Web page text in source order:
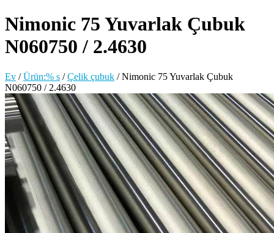
Nimonic 75 Yuvarlak Çubuk
N060750 / 2.4630
Ev /Ürün:% s /Çelik çubuk /Nimonic 75 Yuvarlak Çubuk
N060750 / 2.4630